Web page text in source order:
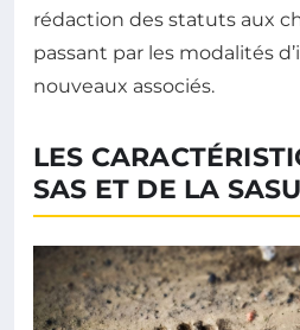
rédaction des statuts aux
passant par les modalités
nouveaux associés.
LES
SAS ET DE LA SASU